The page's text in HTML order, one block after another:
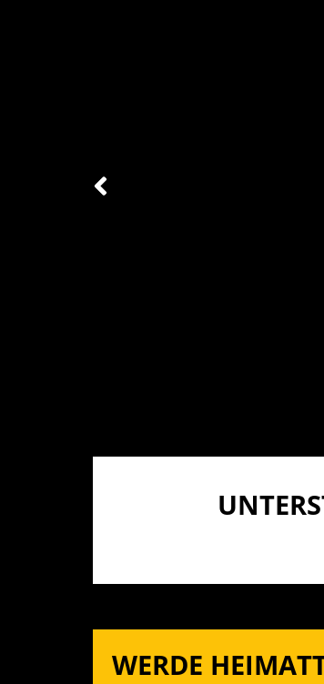
WERDE